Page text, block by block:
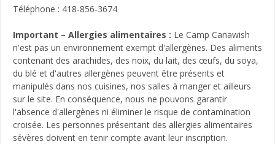
Téléphone : 418‑856‑3674
Important – Allergies alimentaires : Le Camp Canawish
n'est pas un environnement exempt d'allergènes. Des aliments
contenant des arachides, des noix, du lait, des œufs, du soya,
du blé et d'autres allergènes peuvent être présents et
manipulés dans nos cuisines, nos salles à manger et ailleurs
sur le site. En conséquence, nous ne pouvons garantir
l'absence d'allergènes ni éliminer le risque de contamination
croisée. Les personnes présentant des allergies alimentaires
sévères doivent en tenir compte avant leur inscription.